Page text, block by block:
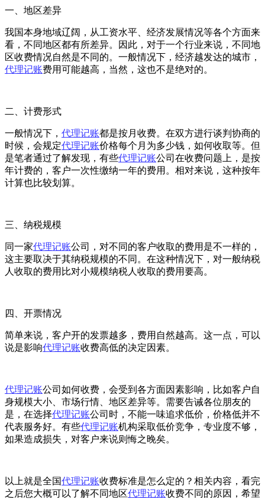
一、地区差异
我国本身地域辽阔，从工资水平、经济发展情况等各个方面来
看，不同地区都有所差异。因此，对于一个行业来说，不同地
区收费情况自然是不同的。一般情况下，经济越发达的城市，
代理记账费用可能越高，当然，这也不是绝对的。
二、计费形式
一般情况下， 代理记账都是按月收费。在双方进行谈判协商的
时候，会规定代理记账价格每个月为多少钱，如何收取等。但
是笔者通过了解发现，有些代理记账公司在收费问题上，是按
年计费的，客户一次性缴纳一年的费用。相对来说，这种按年
计算也比较划算。
三、纳税规模
同一家代理记账公司，对不同的客户收取的费用是不一样的，
这主要取决于其纳税规模的不同。在这种情况下，对一般纳税
人收取的费用比对小规模纳税人收取的费用要高。
四、开票情况
简单来说，客户开的发票越多，费用自然越高。这一点，可以
说是影响代理记账收费高低的决定因素。
代理记账公司如何收费，会受到各方面因素影响，比如客户自
身规模大小、市场行情、地区差异等。需要告诫各位朋友的
是，在选择代理记账公司时，不能一味追求低价，价格低并不
代表服务好。有些代理记账机构采取低价竞争，专业度不够，
如果造成损失，对客户来说则悔之晚矣。
以上就是全国代理记账收费标准是怎么定的？相关内容，看完
之后您大概可以了解不同地区代理记账收费不同的原因，希望